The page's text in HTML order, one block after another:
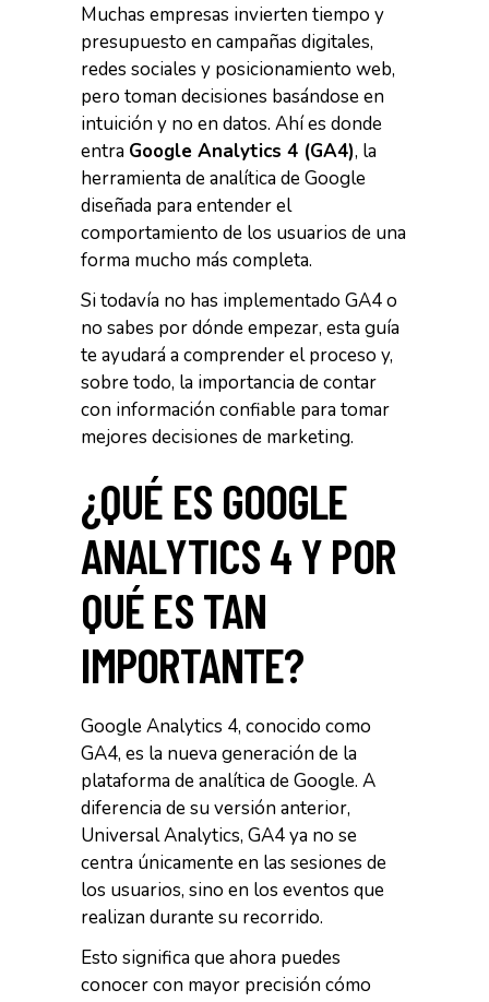
Muchas empresas invierten tiempo y
presupuesto en campañas digitales,
redes sociales y posicionamiento web,
pero toman decisiones basándose en
intuición y no en datos. Ahí es donde
entra Google Analytics 4 (GA4), la
herramienta de analítica de Google
diseñada para entender el
comportamiento de los usuarios de una
forma mucho más completa.
Si todavía no has implementado GA4 o
no sabes por dónde empezar, esta guía
te ayudará a comprender el proceso y,
sobre todo, la importancia de contar
con información confiable para tomar
mejores decisiones de marketing.
¿QUÉ ES GOOGLE
ANALYTICS 4 Y POR
QUÉ ES TAN
IMPORTANTE?
Google Analytics 4, conocido como
GA4, es la nueva generación de la
plataforma de analítica de Google. A
diferencia de su versión anterior,
Universal Analytics, GA4 ya no se
centra únicamente en las sesiones de
los usuarios, sino en los eventos que
realizan durante su recorrido.
Esto significa que ahora puedes
conocer con mayor precisión cómo